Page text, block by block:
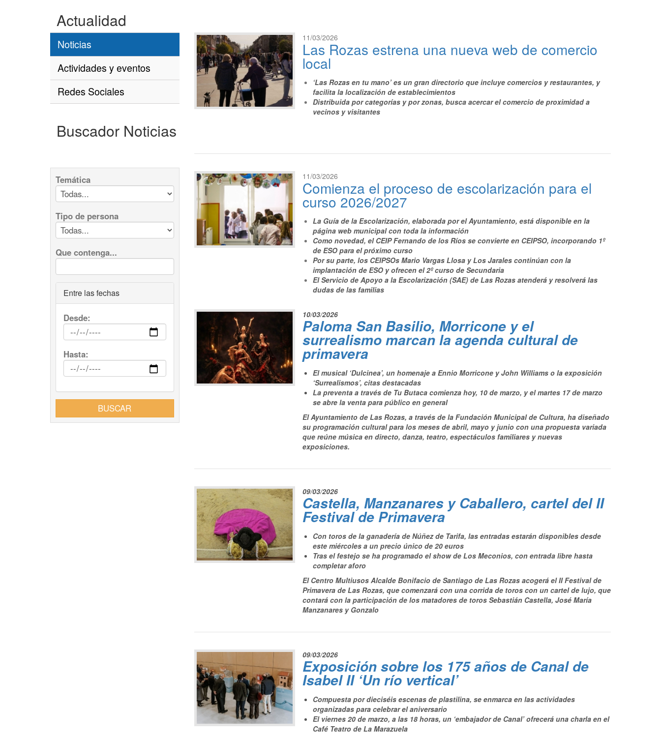
Actualidad
Noticias
Actividades y eventos
Redes Sociales
Buscador Noticias
Temática
Tipo de persona
Que contenga...
Entre las fechas
Desde:
Hasta:
BUSCAR
11/03/2026
Las Rozas estrena una nueva web de comercio
local
‘Las Rozas en tu mano’es un gran directorio que incluye comercios y restaurantes, y
facilita la localización de establecimientos
Distribuida por categorías y por zonas, busca acercar el comercio de proximidad a
vecinos y visitantes
11/03/2026
Comienza el proceso de escolarización para el
curso 2026/2027
La Guía de la Escolarización, elaborada por el Ayuntamiento, está disponible en la
página web municipal con toda la información
Como novedad, el CEIP Fernando de los Ríos se convierte en CEIPSO, incorporando 1º
de ESO para el próximo curso
Por su parte, los CEIPSOs Mario Vargas Llosa y Los Jarales continúan con la
implantación de ESO y ofrecen el 2º curso de Secundaria
El Servicio de Apoyo a la Escolarización (SAE) de Las Rozas atenderá y resolverá las
dudas de las familias
10/03/2026
Paloma San Basilio, Morricone y el
surrealismo marcan la agenda cultural de
primavera
El musical ‘Dulcinea’, un homenaje a Ennio Morricone y John Williams o la exposición
‘Surrealismos’, citas destacadas
La preventa a través de Tu Butaca comienza hoy, 10 de marzo, y el martes 17 de marzo
se abre la venta para público en general
El Ayuntamiento de Las Rozas, a través de la Fundación Municipal de Cultura, ha diseñado
su programación cultural para los meses de abril, mayo y junio con una propuesta variada
que reúne música en directo, danza, teatro, espectáculos familiares y nuevas
exposiciones.
09/03/2026
Castella, Manzanares y Caballero, cartel del II
Festival de Primavera
Con toros de la ganadería de Núñez de Tarifa, las entradas estarán disponibles desde
este miércoles a un precio único de 20 euros
Tras el festejo se ha programado el show de Los Meconios, con entrada libre hasta
completar aforo
El Centro Multiusos Alcalde Bonifacio de Santiago de Las Rozas acogerá el II Festival de
Primavera de Las Rozas, que comenzará con una corrida de toros con un cartel de lujo, que
contará con la participación de los matadores de toros Sebastián Castella, José María
Manzanares y Gonzalo
09/03/2026
Exposición sobre los 175 años de Canal de
Isabel II ‘Un río vertical’
Compuesta por dieciséis escenas de plastilina, se enmarca en las actividades
organizadas para celebrar el aniversario
El viernes 20 de marzo, a las 18 horas, un ‘embajador de Canal’ ofrecerá una charla en el
Café Teatro de La Marazuela